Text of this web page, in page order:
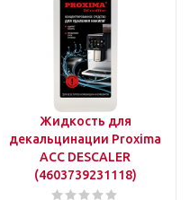
Жидкость для
декальцинации Proxima
ACC DESCALER
(4603739231118)